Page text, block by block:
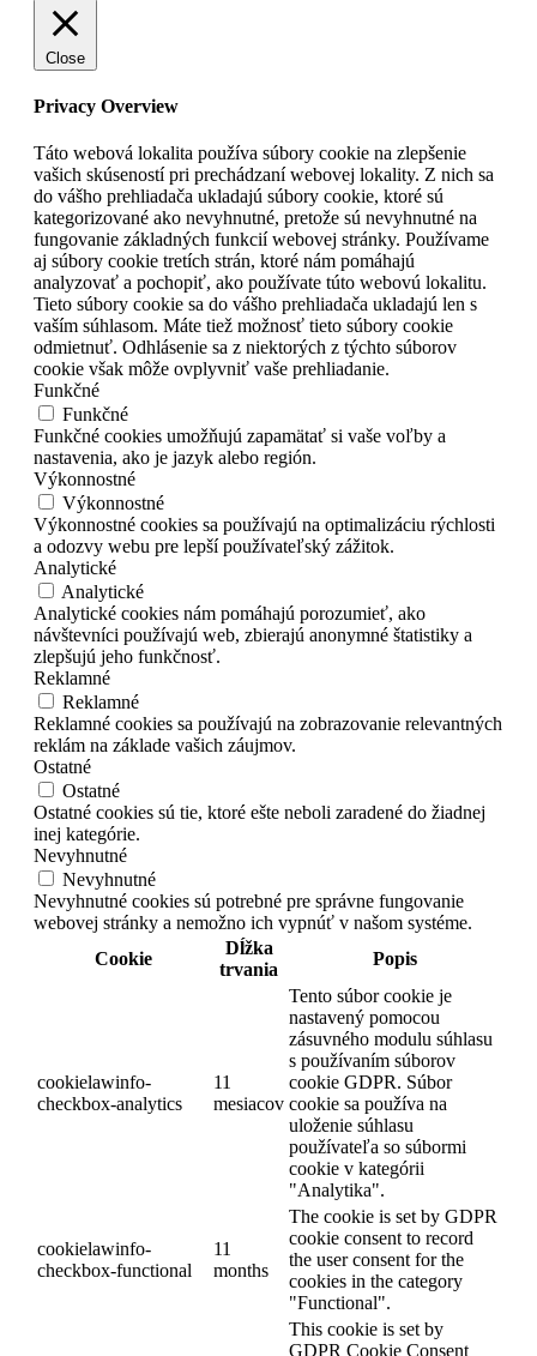
Close
Privacy Overview
Táto webová lokalita používa súbory cookie na zlepšenie
vašich skúseností pri prechádzaní webovej lokality. Z nich sa
do vášho prehliadača ukladajú súbory cookie, ktoré sú
kategorizované ako nevyhnutné, pretože sú nevyhnutné na
fungovanie základných funkcií webovej stránky. Používame
aj súbory cookie tretích strán, ktoré nám pomáhajú
analyzovať a pochopiť, ako používate túto webovú lokalitu.
Tieto súbory cookie sa do vášho prehliadača ukladajú len s
vaším súhlasom. Máte tiež možnosť tieto súbory cookie
odmietnuť. Odhlásenie sa z niektorých z týchto súborov
cookie však môže ovplyvniť vaše prehliadanie.
Funkčné
Funkčné
Funkčné cookies umožňujú zapamätať si vaše voľby a
nastavenia, ako je jazyk alebo región.
Výkonnostné
Výkonnostné
Výkonnostné cookies sa používajú na optimalizáciu rýchlosti
a odozvy webu pre lepší používateľský zážitok.
Analytické
Analytické
Analytické cookies nám pomáhajú porozumieť, ako
návštevníci používajú web, zbierajú anonymné štatistiky a
zlepšujú jeho funkčnosť.
Reklamné
Reklamné
Reklamné cookies sa používajú na zobrazovanie relevantných
reklám na základe vašich záujmov.
Ostatné
Ostatné
Ostatné cookies sú tie, ktoré ešte neboli zaradené do žiadnej
inej kategórie.
Nevyhnutné
Nevyhnutné
Nevyhnutné cookies sú potrebné pre správne fungovanie
webovej stránky a nemožno ich vypnúť v našom systéme.
Cookie
Dĺžka
trvania
Popis
cookielawinfo-
checkbox-analytics
11
mesiacov
Tento súbor cookie je
nastavený pomocou
zásuvného modulu súhlasu
s používaním súborov
cookie GDPR. Súbor
cookie sa používa na
uloženie súhlasu
používateľa so súbormi
cookie v kategórii
"Analytika".
cookielawinfo-
checkbox-functional
11
months
The cookie is set by GDPR
cookie consent to record
the user consent for the
cookies in the category
"Functional".
This cookie is set by
GDPR Cookie Consent